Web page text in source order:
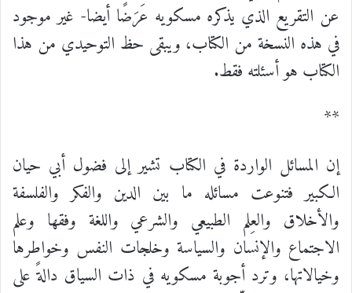
عن التقريع الذي يذكره مسكويه عَرَضًا أيضا- غير موجود
في هذه النسخة من الكتاب، ويبقى حظ التوحيدي من هذا
الكتاب هو أسئلته فقط.
**
إن المسائل الواردة في الكتاب تشير إلى فضول أبي حيان
الكبير فتنوعت مسائله ما بين الدين والفكر والفلسفة
والأخلاق والعِلم الطبيعي والشرعي واللغة وفقها وعلم
الاجتماع والإنسان والسياسة وخلجات النفس وخواطرها
وخيالاتها، وترد أجوبة مسكويه في ذات السياق دالةً على